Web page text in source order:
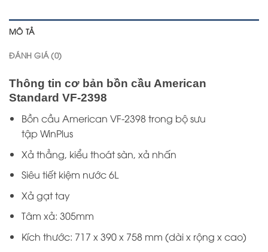
MÔ TẢ
ĐÁNH GIÁ (0)
Thông tin cơ bản bồn cầu American
Standard VF-2398
Bồn cầu American VF-2398 trong bộ sưu
tập WinPlus
Xả thẳng, kiểu thoát sàn, xả nhấn
Siêu tiết kiệm nước 6L
Xả gạt tay
Tâm xả: 305mm
Kích thước: 717 x 390 x 758 mm (dài x rộng x cao)